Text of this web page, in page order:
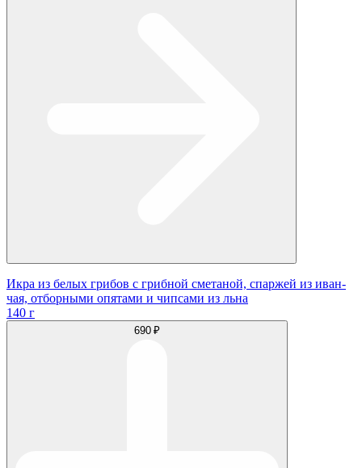
Икра из белых грибов с грибной сметаной, спаржей из иван-
чая, отборными опятами и чипсами из льна
140 г
690 ₽